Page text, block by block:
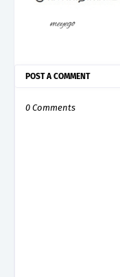
POST A COMMENT
0 Comments